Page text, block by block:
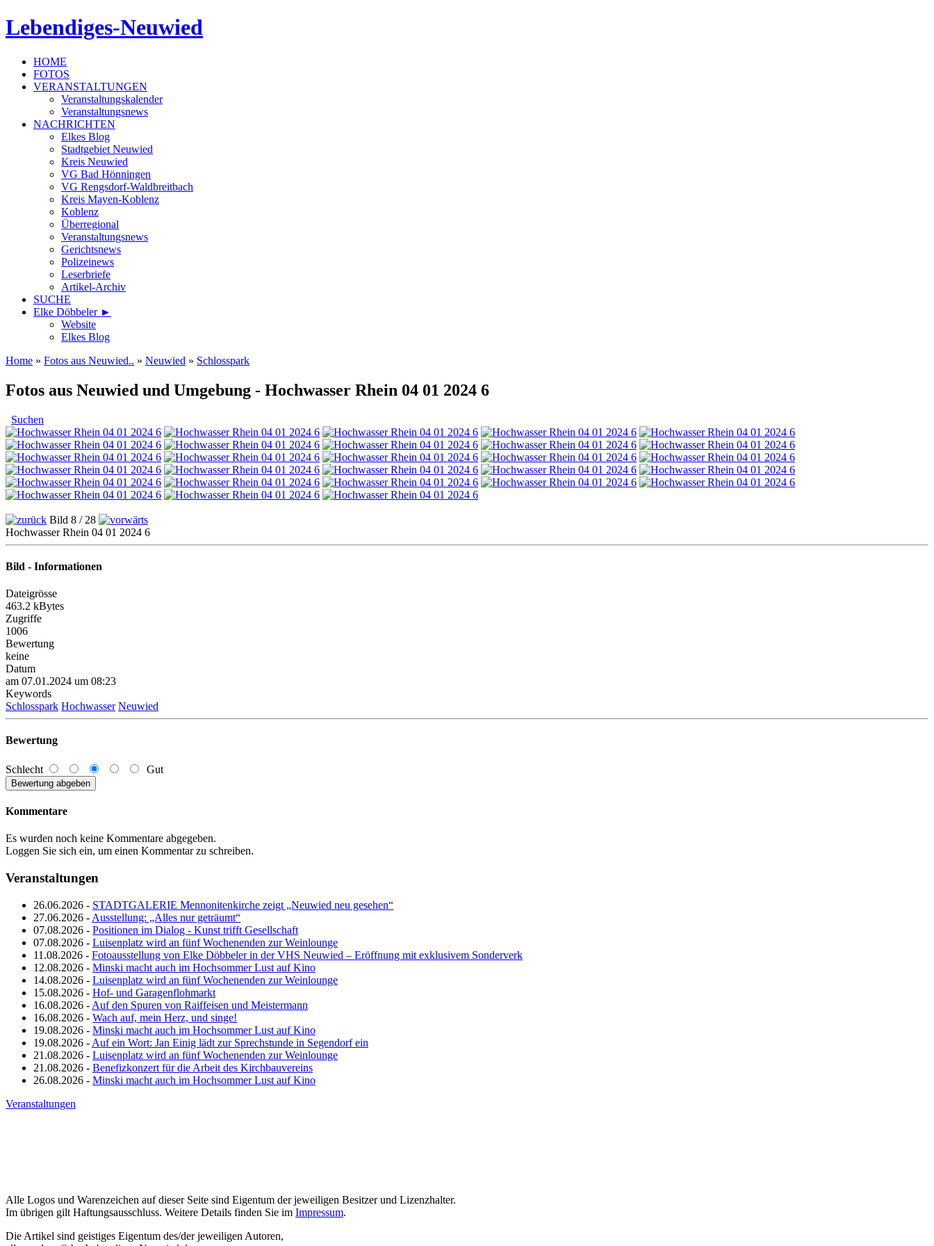
Lebendiges-Neuwied
HOME
FOTOS
VERANSTALTUNGEN
Veranstaltungskalender
Veranstaltungsnews
NACHRICHTEN
Elkes Blog
Stadtgebiet Neuwied
Kreis Neuwied
VG Bad Hönningen
VG Rengsdorf-Waldbreitbach
Kreis Mayen-Koblenz
Koblenz
Überregional
Veranstaltungsnews
Gerichtsnews
Polizeinews
Leserbriefe
Artikel-Archiv
SUCHE
Elke Döbbeler ►
Website
Elkes Blog
Home » Fotos aus Neuwied.. » Neuwied » Schlosspark
Fotos aus Neuwied und Umgebung - Hochwasser Rhein 04 01 2024 6
Suchen
Bild 8 / 28
Hochwasser Rhein 04 01 2024 6
Bild - Informationen
Dateigrösse
463.2 kBytes
Zugriffe
1006
Bewertung
keine
Datum
am 07.01.2024 um 08:23
Keywords
Schlosspark Hochwasser Neuwied
Bewertung
Schlecht Gut
Kommentare
Es wurden noch keine Kommentare abgegeben.
Loggen Sie sich ein, um einen Kommentar zu schreiben.
Veranstaltungen
26.06.2026 - STADTGALERIE Mennonitenkirche zeigt „Neuwied neu gesehen“
27.06.2026 - Ausstellung: „Alles nur geträumt“
07.08.2026 - Positionen im Dialog - Kunst trifft Gesellschaft
07.08.2026 - Luisenplatz wird an fünf Wochenenden zur Weinlounge
11.08.2026 - Fotoausstellung von Elke Döbbeler in der VHS Neuwied – Eröffnung mit exklusivem Sonderverk
12.08.2026 - Minski macht auch im Hochsommer Lust auf Kino
14.08.2026 - Luisenplatz wird an fünf Wochenenden zur Weinlounge
15.08.2026 - Hof- und Garagenflohmarkt
16.08.2026 - Auf den Spuren von Raiffeisen und Meistermann
16.08.2026 - Wach auf, mein Herz, und singe!
19.08.2026 - Minski macht auch im Hochsommer Lust auf Kino
19.08.2026 - Auf ein Wort: Jan Einig lädt zur Sprechstunde in Segendorf ein
21.08.2026 - Luisenplatz wird an fünf Wochenenden zur Weinlounge
21.08.2026 - Benefizkonzert für die Arbeit des Kirchbauvereins
26.08.2026 - Minski macht auch im Hochsommer Lust auf Kino
Veranstaltungen
Alle Logos und Warenzeichen auf dieser Seite sind Eigentum der jeweiligen Besitzer und Lizenzhalter.
Im übrigen gilt Haftungsausschluss. Weitere Details finden Sie im Impressum.
Die Artikel sind geistiges Eigentum des/der jeweiligen Autoren,